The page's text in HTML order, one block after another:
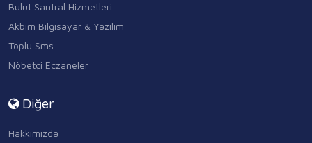
Bulut Santral Hizmetleri
Akbim Bilgisayar & Yazılım
Toplu Sms
Nöbetçi Eczaneler
Diğer
Hakkımızda